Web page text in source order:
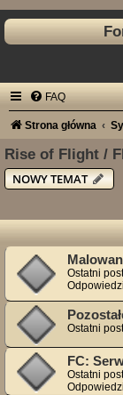
FAQ
Strona główna
Rise of Flight /
NOWY TEMAT
Ostatni
Ostatni
FC:
Ostatni